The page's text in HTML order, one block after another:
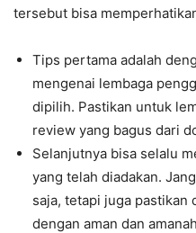
tersebut bisa
Tips pertama adalah
mengenai lembaga
dipilih. Pastikan untuk
review yang bagus dari
Selanjutnya bisa selalu
yang telah diadakan.
saja, tetapi juga pastikan
dengan aman dan